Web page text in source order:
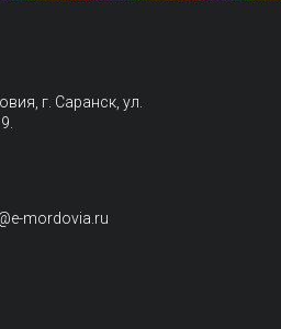
г. Саранск, ул.
mordovia.ru